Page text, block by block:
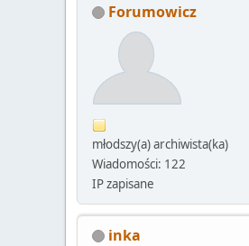
Forumowicz
młodszy(a) archiwista(ka)
Wiadomości: 122
IP zapisane
inka